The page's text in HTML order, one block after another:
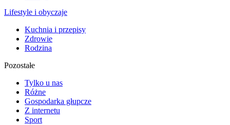
Lifestyle i obyczaje
Kuchnia i przepisy
Zdrowie
Rodzina
Pozostałe
Tylko u nas
Różne
Gospodarka głupcze
Z internetu
Sport